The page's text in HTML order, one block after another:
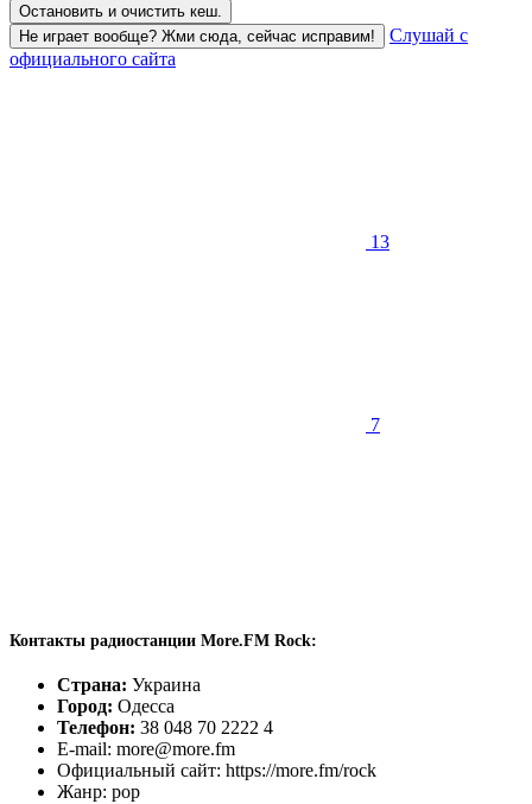
Остановить и очистить кеш.
Не играет вообще? Жми сюда, сейчас исправим!
Слушай с
официального сайта
13
7
Контакты радиостанции More.FM Rock:
Страна: Украина
Город: Одесса
Телефон: 38 048 70 2222 4
E-mail: more@more.fm
Официальный сайт: https://more.fm/rock
Жанр: pop